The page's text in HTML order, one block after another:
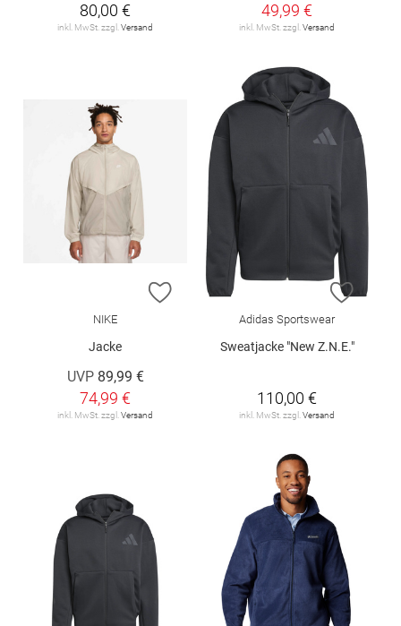
80,00 €
inkl. MwSt. zzgl. Versand
49,99 €
inkl. MwSt. zzgl. Versand
ZUR WUNSCHLISTE HINZUFÜGEN
NIKE
Jacke
UVP 89,99 €
74,99 €
inkl. MwSt. zzgl. Versand
ZUR
Adidas Sportswear
Sweatjacke "New Z.N.E."
110,00 €
inkl. MwSt. zzgl. Versand